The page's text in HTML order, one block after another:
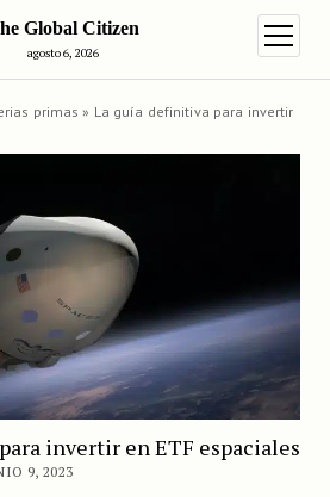
Global Citizen
agosto 6, 2026
abrir
primas » La guía definitiva para invertir
invertir en ETF espaciales
9, 2023